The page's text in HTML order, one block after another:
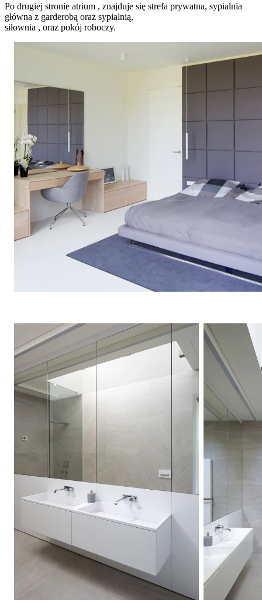
Po drugiej stronie atrium , znajduje się strefa prywatna, sypialnia
główna z garderobą oraz sypialnią,
siłownia , oraz pokój roboczy.